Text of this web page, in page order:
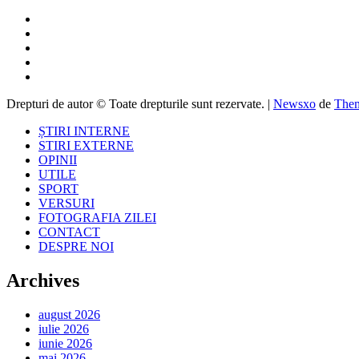
Drepturi de autor © Toate drepturile sunt rezervate. | Newsxo de
ȘTIRI INTERNE
STIRI EXTERNE
OPINII
UTILE
SPORT
VERSURI
FOTOGRAFIA ZILEI
CONTACT
DESPRE NOI
Archives
august 2026
iulie 2026
iunie 2026